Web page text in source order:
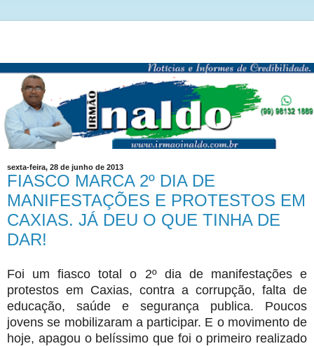
sexta-feira, 28 de junho de 2013
FIASCO MARCA 2º DIA DE
MANIFESTAÇÕES E PROTESTOS EM
CAXIAS. JÁ DEU O QUE TINHA DE
DAR!
Foi um fiasco total o 2º dia de manifestações e
protestos em Caxias, contra a corrupção, falta de
educação, saúde e segurança publica. Poucos
jovens se mobilizaram a participar. E o movimento de
hoje, apagou o belíssimo que foi o primeiro realizado